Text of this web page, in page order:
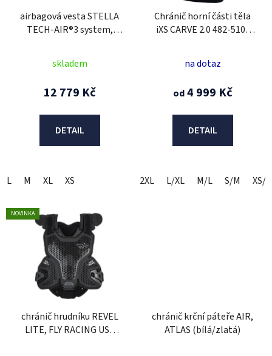
airbagová vesta STELLA
TECH-AIR®3 system,
skladem
12 779 Kč
DETAIL
L M XL XS
Chránič horní části těla
iXS CARVE 2.0 482-510-
na dotaz
od4 999 Kč
DETAIL
2XL L/XL M/L S/M XS/S
NOVINKA
chránič hrudníku REVEL
LITE, FLY RACING USA
chránič krční páteře AIR,
ATLAS (bílá/zlatá)